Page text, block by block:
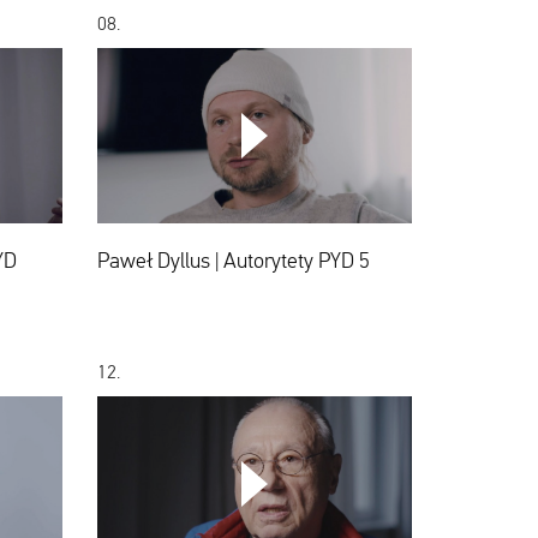
Paweł
Dyllus
|
Autorytety
5
08.
Paweł Dyllus | Autorytety PYD 5
Bogdan
12.